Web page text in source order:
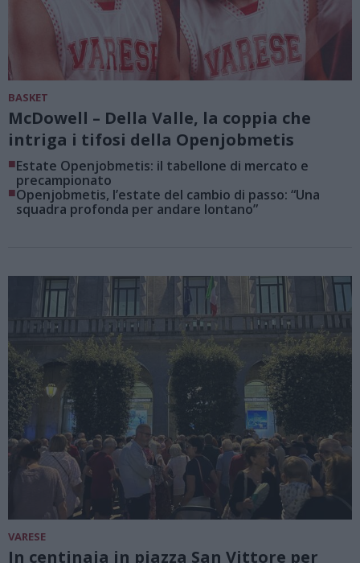
BASKET
McDowell – Della Valle, la coppia che
intriga i tifosi della Openjobmetis
■Estate Openjobmetis: il tabellone di mercato e
precampionato
■Openjobmetis, l’estate del cambio di passo: “Una
squadra profonda per andare lontano”
VARESE
In centinaia in piazza San Vittore per